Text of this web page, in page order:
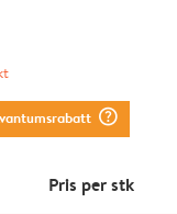
question_mark_circle
Pris per stk